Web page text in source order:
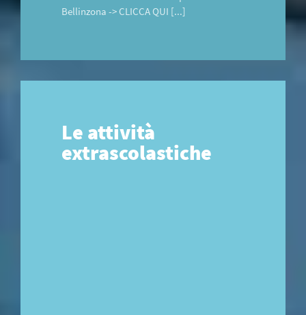
Bellinzona -> CLICCA QUI [...]
Le attività
extrascolastiche